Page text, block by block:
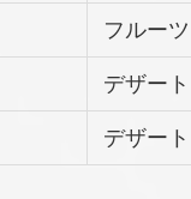
フルーツ
デザート
デザート